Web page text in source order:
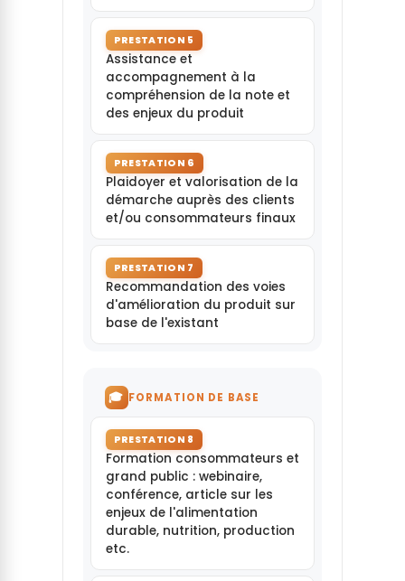
PRESTATION 5
Assistance et
accompagnement à la
compréhension de la note et
des enjeux du produit
PRESTATION 6
Plaidoyer et valorisation de la
démarche auprès des clients
et/ou consommateurs finaux
PRESTATION 7
Recommandation des voies
d'amélioration du produit sur
base de l'existant
🎓 FORMATION DE BASE
PRESTATION 8
Formation consommateurs et
grand public : webinaire,
conférence, article sur les
enjeux de l'alimentation
durable, nutrition, production
etc.